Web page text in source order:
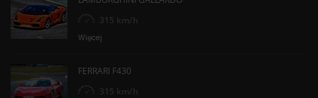
315 km/h
Więcej
FERRARI F430
315 km/h